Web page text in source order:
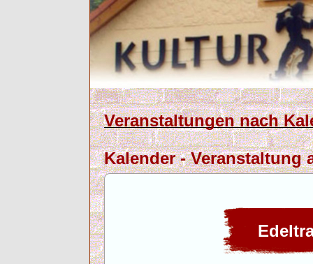
Veranstaltungen nach
Kalender - Veranstaltung